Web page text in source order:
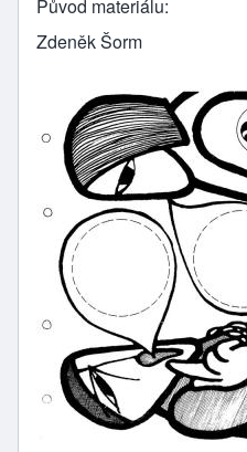
Původ materiálu
Zdeněk Šorm